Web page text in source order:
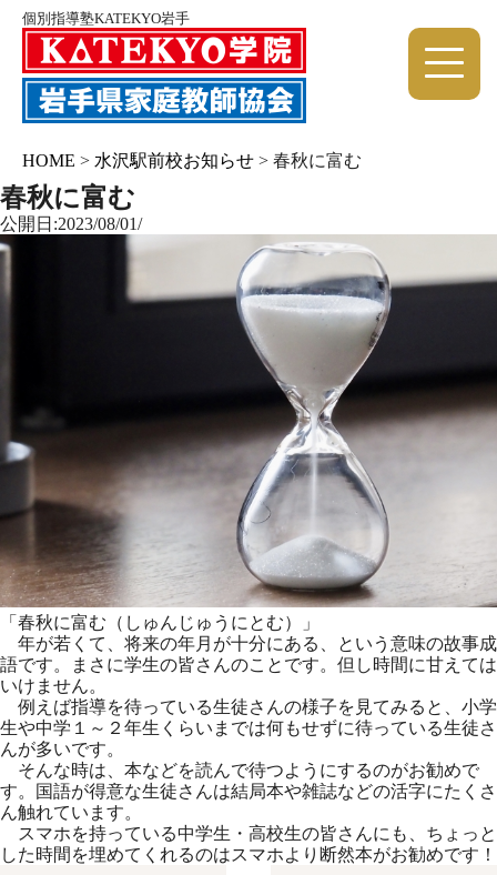
個別指導塾KATEKYO岩手
HOME > 水沢駅前校お知らせ > 春秋に富む
春秋に富む
公開日:2023/08/01/
「春秋に富む（しゅんじゅうにとむ）」
年が若くて、将来の年月が十分にある、という意味の故事成
語です。まさに学生の皆さんのことです。但し時間に甘えては
いけません。
例えば指導を待っている生徒さんの様子を見てみると、小学
生や中学１～２年生くらいまでは何もせずに待っている生徒さ
んが多いです。
そんな時は、本などを読んで待つようにするのがお勧めで
す。国語が得意な生徒さんは結局本や雑誌などの活字にたくさ
ん触れています。
スマホを持っている中学生・高校生の皆さんにも、ちょっと
した時間を埋めてくれるのはスマホより断然本がお勧めです！